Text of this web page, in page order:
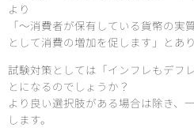
より
「～消費者が保有している貨幣の実
として消費の増加を促します」とあり
試験対策としては「インフレもデフ
とになるのでしょうか？
より良い選択肢がある場合は除き、
します。